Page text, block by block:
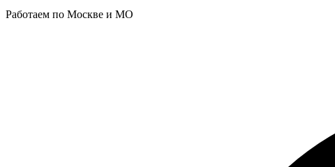
Работаем по Москве и МО